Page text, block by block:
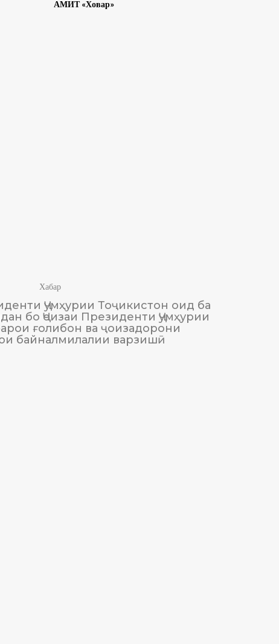
АМИТ «Ховар»
Хабар
Ҷумҳурии Тоҷикистон оид ба
бо Ҷоизаи Президенти Ҷумҳурии
ғолибон ва ҷоизадорони
байналмилалии варзишӣ